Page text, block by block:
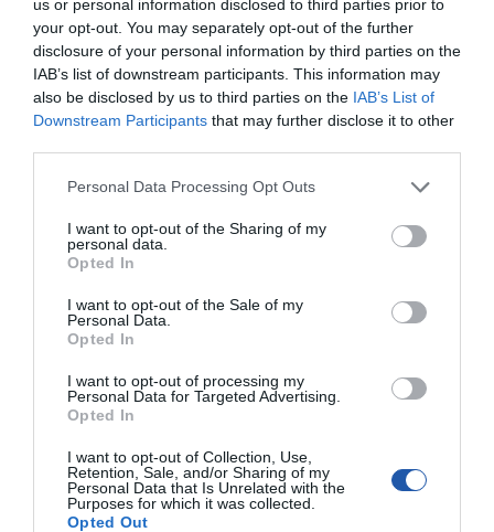
us or personal information disclosed to third parties prior to
your opt-out. You may separately opt-out of the further
disclosure of your personal information by third parties on the
IAB’s list of downstream participants. This information may
also be disclosed by us to third parties on the IAB’s List of
Downstream Participants that may further disclose it to other
Personal Data Processing Opt Outs
I want to opt-out of the Sharing of my
personal data.
Opted In
I want to opt-out of the Sale of my
Personal Data.
Opted In
I want to opt-out of processing my
Personal Data for Targeted Advertising.
Opted In
I want to opt-out of Collection, Use,
Retention, Sale, and/or Sharing of my
Personal Data that Is Unrelated with the
Purposes for which it was collected.
Opted Out
Gwarancja
producenta:
Ogólne
Rodzaj
urządzenia:
Napęd stały - wewnętrzny
obudowy:
Interfejs: PCI Express 3.0 x4 (NVMe)
Cechy:
Szerokość:
Głębokość:
Wysokość: 4.75 mm
Waga:
Szybkość
wewnętrzna
danych:
3400 MBps (odczyt) / 3000 MBps (zapis)